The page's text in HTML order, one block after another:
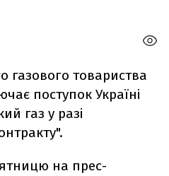
газового товариства
поступок Україні
газ у разі
на прес-